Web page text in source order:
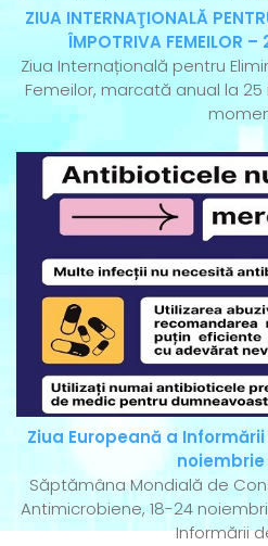
ZIUA INTERNAŢIONALĂ
ÎMPOTRIVA FEMEILOR
Ziua Internațională pentru
Femeilor, marcată anual la
Ziua Europeană a
noiembrie
Săptămâna Mondială de
Antimicrobiene, 18-24
Informării